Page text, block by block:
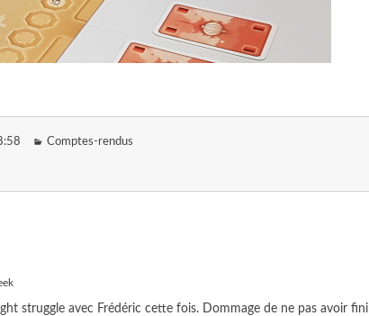
Comptes-rendus
struggle avec Frédéric cette fois. Dommage de ne pas avoir fini